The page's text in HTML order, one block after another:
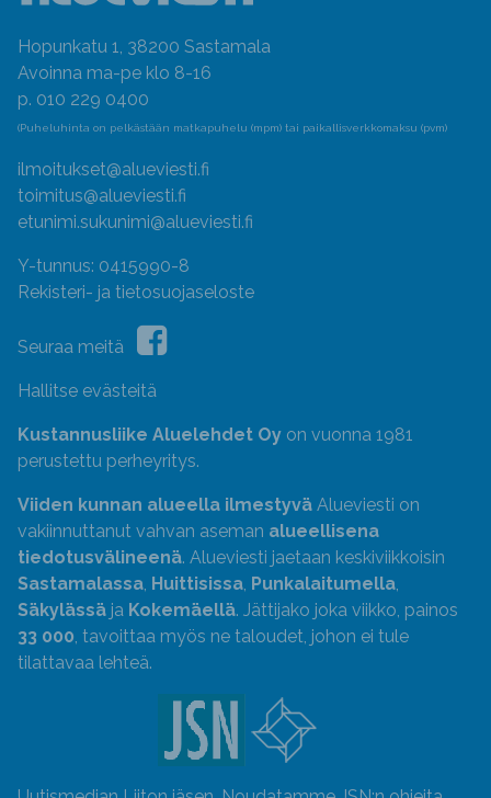
Hopunkatu 1, 38200 Sastamala
Avoinna ma-pe klo 8-16
p. 010 229 0400
(Puheluhinta on pelkästään matkapuhelu (mpm) tai paikallisverkkomaksu (pvm)
ilmoitukset@alueviesti.fi
toimitus@alueviesti.fi
etunimi.sukunimi@alueviesti.fi
Y-tunnus: 0415990-8
Rekisteri- ja tietosuojaseloste
Seuraa meitä
Hallitse evästeitä
Kustannusliike Aluelehdet Oy on vuonna 1981
perustettu perheyritys.
Viiden kunnan alueella ilmestyvä Alueviesti on
vakiinnuttanut vahvan aseman alueellisena
tiedotusvälineenä. Alueviesti jaetaan keskiviikkoisin
Sastamalassa, Huittisissa, Punkalaitumella,
Säkylässä ja Kokemäellä. Jättijako joka viikko, painos
33 000, tavoittaa myös ne taloudet, johon ei tule
tilattavaa lehteä.